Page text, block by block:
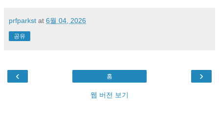
prfparkst at 6월 04, 2026
공유
‹ ›
홈
웹 버전 보기